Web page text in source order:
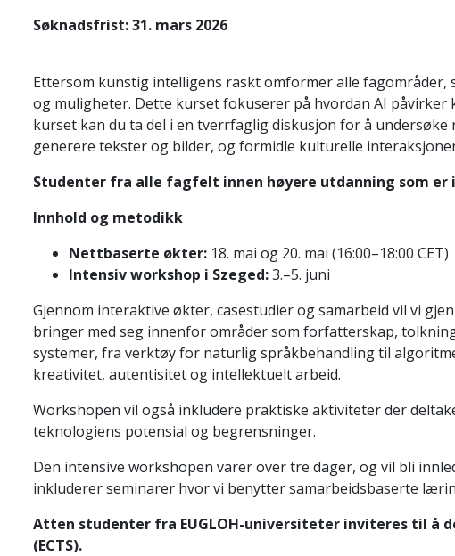
Søknadsfrist:31. mars 2026
Ettersom kunstig intelligens raskt omformer alle
og muligheter. Dette kurset fokuserer på hvordan AI
kurset kan du ta del i en tverrfaglig diskusjon for å
generere tekster og bilder, og formidle kulturelle
Studenter fra alle fagfelt innen høyere utdanning som
Innhold og metodikk
Nettbaserte økter: 18. mai og 20. mai (16:00–18:00 CET)
Intensiv workshop i Szeged:3.–5. juni
Gjennom interaktive økter, casestudier og samarbeid vil vi
bringer med seg innenfor områder som forfatterskap,
systemer, fra verktøy for naturlig språkbehandling til
kreativitet, autentisitet og intellektuelt arbeid.
Workshopen vil også inkludere praktiske aktiviteter der
teknologiens potensial og begrensninger.
Den intensive workshopen varer over tre dager, og vil bli
inkluderer seminarer hvor vi benytter samarbeidsbaserte
Atten studenter fra EUGLOH-universiteter inviteres til å
(ECTS).